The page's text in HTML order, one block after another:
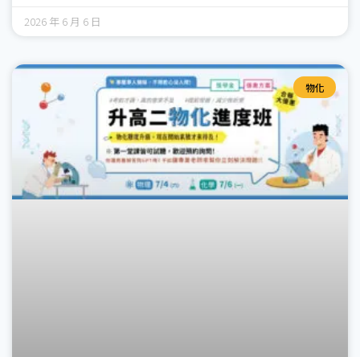
2026 年 6 月 6 日
物化